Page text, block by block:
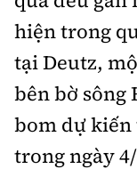
Quản lý đô thị
Đường sắt
Đăng kiểm
Đường sắt tốc độ
Tài chính
Chứng khoán
Bảo hiểm
Doanh nghiệp
Thanh tra
An ninh hình sự
Điều tra
Pháp đình
An toàn giao
Giao thông 24h
ATGT địa phương
Văn hóa giao
Chất lượng
Giáo dục
Y tế
Văn hóa -
Văn hóa
hiện trong
tại Deutz,
bên bờ sông
bom dự kiến
trong ngày